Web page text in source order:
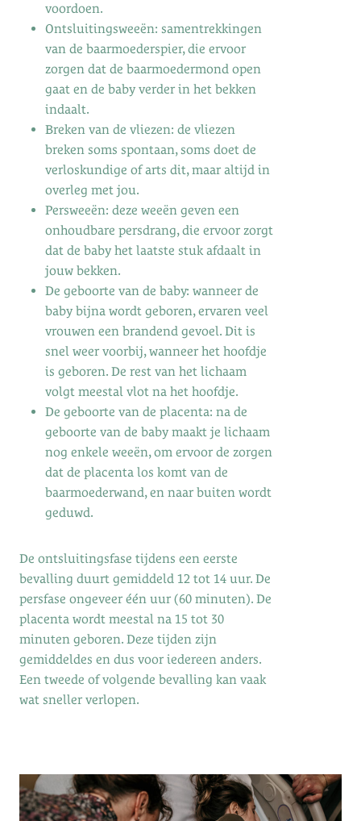
voordoen.
Ontsluitingsweeën: samentrekkingen
van de baarmoederspier, die ervoor
zorgen dat de baarmoedermond open
gaat en de baby verder in het bekken
indaalt.
Breken van de vliezen: de vliezen
breken soms spontaan, soms doet de
verloskundige of arts dit, maar altijd in
overleg met jou.
Persweeën: deze weeën geven een
onhoudbare persdrang, die ervoor zorgt
dat de baby het laatste stuk afdaalt in
jouw bekken.
De geboorte van de baby: wanneer de
baby bijna wordt geboren, ervaren veel
vrouwen een brandend gevoel. Dit is
snel weer voorbij, wanneer het hoofdje
is geboren. De rest van het lichaam
volgt meestal vlot na het hoofdje.
De geboorte van de placenta: na de
geboorte van de baby maakt je lichaam
nog enkele weeën, om ervoor de zorgen
dat de placenta los komt van de
baarmoederwand, en naar buiten wordt
geduwd.
De ontsluitingsfase tijdens een eerste
bevalling duurt gemiddeld 12 tot 14 uur. De
persfase ongeveer één uur (60 minuten). De
placenta wordt meestal na 15 tot 30
minuten geboren. Deze tijden zijn
gemiddeldes en dus voor iedereen anders.
Een tweede of volgende bevalling kan vaak
wat sneller verlopen.